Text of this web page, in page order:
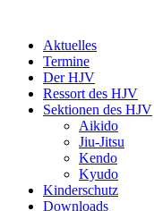
Aktuelles
Termine
Der HJV
Ressort des HJV
Sektionen des HJV
Aikido
Jiu-Jitsu
Kendo
Kyudo
Kinderschutz
Downloads